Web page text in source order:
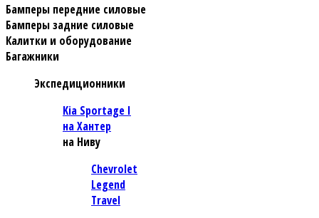
Бамперы передние силовые
Бамперы задние силовые
Калитки и оборудование
Багажники
Экспедиционники
Kia Sportage I
на Хантер
на Ниву
Chevrolet
Legend
Travel